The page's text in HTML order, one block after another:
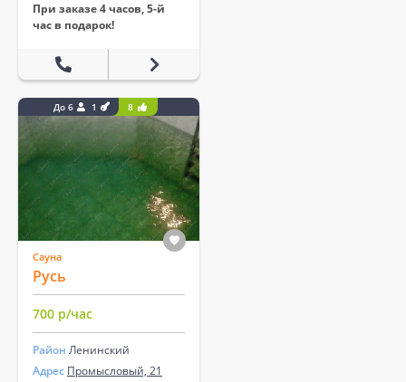
При заказе 4 часов, 5-й
час в подарок!
До 6 1 8
Сауна
Русь
700 р/час
Район Ленинский
Адрес Промысловый, 21